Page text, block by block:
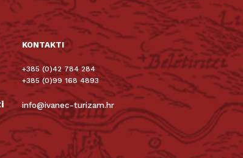
KONTAKTI
+385 (0)42 784 284
+385 (0)99 168 4893
info@ivanec-turizam.hr